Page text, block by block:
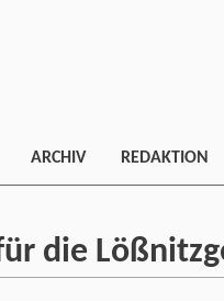
ARCHIV REDAKTION
die